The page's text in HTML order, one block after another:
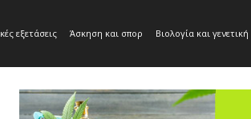
εξετάσεις Άσκηση και σπορ Βιολογία και γενετική